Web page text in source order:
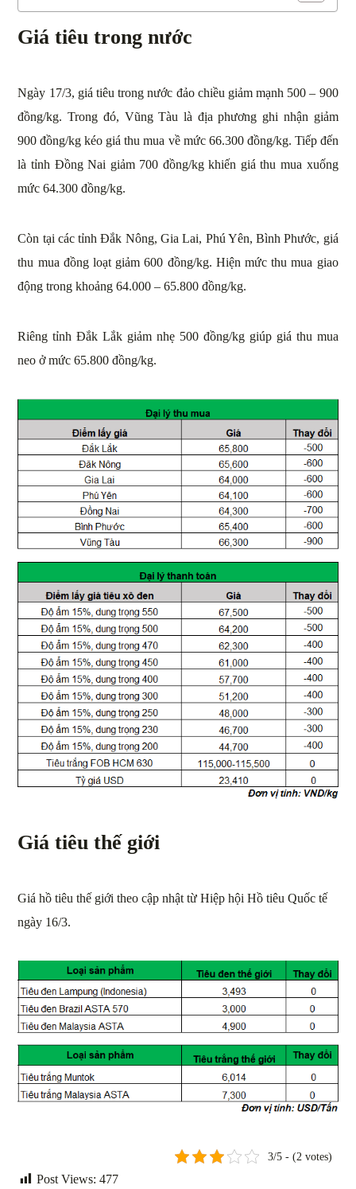
Giá tiêu trong nước
Ngày 17/3, giá tiêu trong nước đảo chiều giảm mạnh 500 – 900
đồng/kg. Trong đó, Vũng Tàu là địa phương ghi nhận giảm
900 đồng/kg kéo giá thu mua về mức 66.300 đồng/kg. Tiếp đến
là tỉnh Đồng Nai giảm 700 đồng/kg khiến giá thu mua xuống
mức 64.300 đồng/kg.
Còn tại các tỉnh Đắk Nông, Gia Lai, Phú Yên, Bình Phước, giá
thu mua đồng loạt giảm 600 đồng/kg. Hiện mức thu mua giao
động trong khoảng 64.000 – 65.800 đồng/kg.
Riêng tỉnh Đắk Lắk giảm nhẹ 500 đồng/kg giúp giá thu mua
neo ở mức 65.800 đồng/kg.
Giá tiêu thế giới
Giá hồ tiêu thế giới theo cập nhật từ Hiệp hội Hồ tiêu Quốc tế
ngày 16/3.
3/5 - (2 votes)
Post Views: 477